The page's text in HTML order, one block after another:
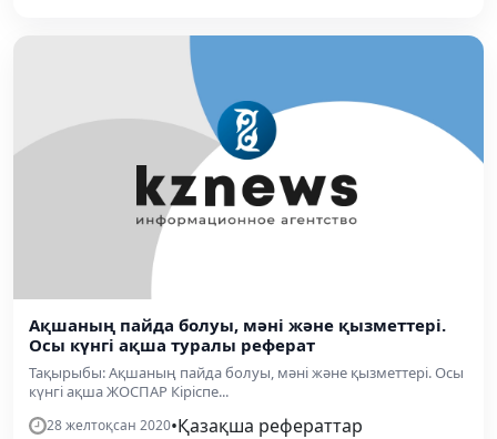
Ақшаның пайда болуы, мәні және қызметтері.
Осы күнгі ақша туралы реферат
Тақырыбы: Ақшаның пайда болуы, мәні және қызметтері. Осы
күнгі ақша ЖОСПАР Кіріспе...
28 желтоқсан 2020•Қазақша рефераттар